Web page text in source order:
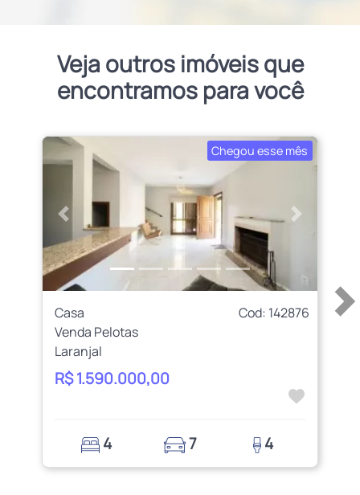
Veja outros imóveis que
encontramos para você
Chegou esse mês
Anterior Próximo
Casa
Cod: 142876
Venda Pelotas
Laranjal
R$ 1.590.000,00
4 7 4